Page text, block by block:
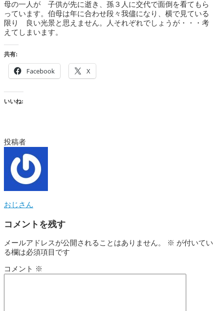
母の一人が 子供が先に逝き、孫３人に交代で面倒を看てもら
っています。伯母は年に合わせ段々我儘になり、横で見ている
限り 良い光景と思えません。人それぞれでしょうが・・・考
えてしまいます。
共有:
Facebook X
いいね:
投稿者
おじさん
コメントを残す
メールアドレスが公開されることはありません。 ※ が付いてい
る欄は必須項目です
コメント ※